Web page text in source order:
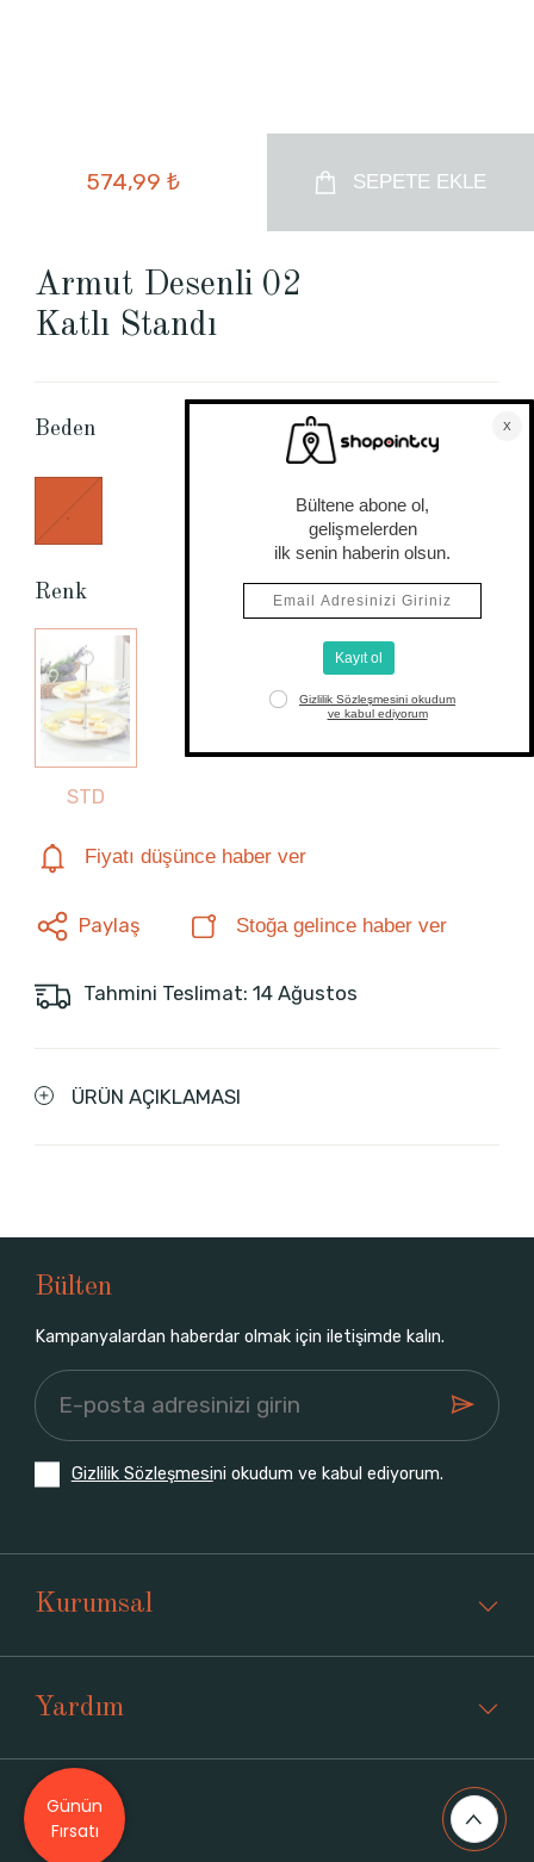
574,99 ₺ SEPETE EKLE
Armut Desenli 02
Katlı Standı
Beden Beden Tablosu
.
Renk
STD
Fiyatı düşünce haber ver
Paylaş Stoğa gelince haber ver
Tahmini Teslimat: 14 Ağustos
ÜRÜN AÇIKLAMASI
Bülten
Kampanyalardan haberdar olmak için iletişimde kalın.
Gizlilik Sözleşmesini okudum ve kabul ediyorum.
Kurumsal
Yardım
Üyelik
Günün
Fırsatı